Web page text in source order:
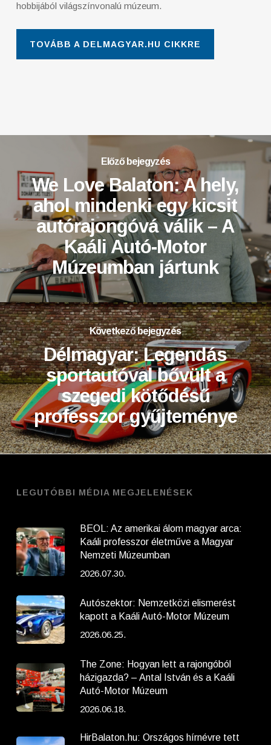
hobbijából világszínvonalú múzeum.
TOVÁBB A DELMAGYAR.HU CIKKRE
Előző bejegyzés
We Love Balaton: A hely,
ahol mindenki egy kicsit
autórajongóvá válik – A
Kaáli Autó-Motor
Múzeumban jártunk
Következő bejegyzés
Délmagyar: Legendás
sportautóval bővült a
szegedi kötődésű
professzor gyűjteménye
LEGUTÓBBI MÉDIA MEGJELENÉSEK
BEOL: Az amerikai álom magyar arca:
Kaáli professzor életműve a Magyar
Nemzeti Múzeumban
2026.07.30.
Autószektor: Nemzetközi elismerést
kapott a Kaáli Autó-Motor Múzeum
2026.06.25.
The Zone: Hogyan lett a rajongóból
házigazda? – Antal István és a Kaáli
Autó-Motor Múzeum
2026.06.18.
HirBalaton.hu: Országos hírnévre tett